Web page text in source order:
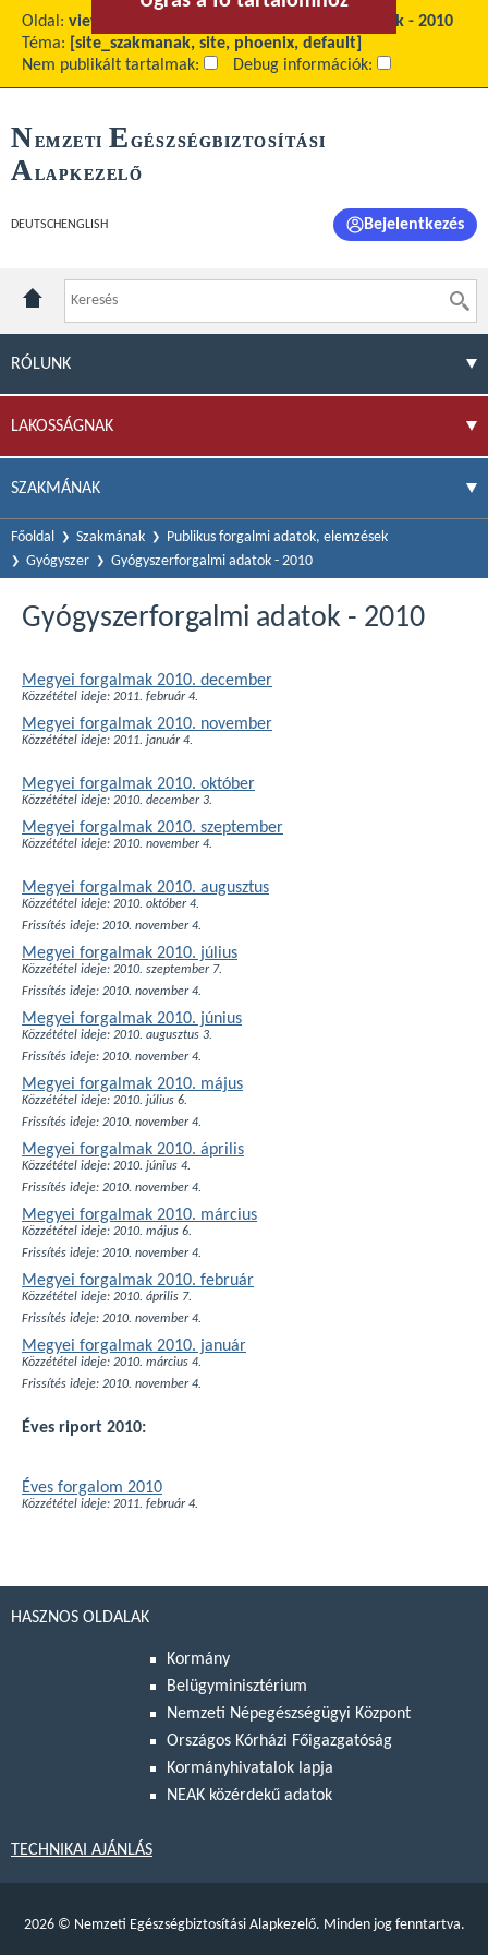
Oldal: view
Gyógyszerforgalmi adatok - 2010
Téma:
[site_szakmanak, site, phoenix, default]
Nem publikált tartalmak:
Debug információk:
NEMZETI E GÉSZSÉGBIZTOSÍTÁSI
ALAPKEZELŐ
DEUTSCH ENGLISH Bejelentkezés
RÓLUNK
LAKOSSÁGNAK
SZAKMÁNAK
Főoldal Szakmának
Publikus forgalmi adatok, elemzések
Gyógyszer
Gyógyszerforgalmi adatok - 2010
Gyógyszerforgalmi adatok - 2010
Megyei forgalmak 2010. december
Közzététel ideje: 2011. február 4.
Megyei forgalmak 2010. november
Közzététel ideje: 2011. január 4.
Megyei forgalmak 2010. október
Közzététel ideje: 2010. december 3.
Megyei forgalmak 2010. szeptember
Közzététel ideje: 2010. november 4.
Megyei forgalmak 2010. augusztus
Közzététel ideje: 2010. október 4.
Frissítés ideje: 2010. november 4.
Megyei forgalmak 2010. július
Közzététel ideje: 2010. szeptember 7.
Frissítés ideje: 2010. november 4.
Megyei forgalmak 2010. június
Közzététel ideje: 2010. augusztus 3.
Frissítés ideje: 2010. november 4.
Megyei forgalmak 2010. május
Közzététel ideje: 2010. július 6.
Frissítés ideje: 2010. november 4.
Megyei forgalmak 2010. április
Közzététel ideje: 2010. június 4.
Frissítés ideje: 2010. november 4.
Megyei forgalmak 2010. március
Közzététel ideje: 2010. május 6.
Frissítés ideje: 2010. november 4.
Megyei forgalmak 2010. február
Közzététel ideje: 2010. április 7.
Frissítés ideje: 2010. november 4.
Megyei forgalmak 2010. január
Közzététel ideje: 2010. március 4.
Frissítés ideje: 2010. november 4.
Éves riport 2010:
Éves forgalom 2010
Közzététel ideje: 2011. február 4.
HASZNOS OLDALAK
Kormány
Belügyminisztérium
Nemzeti Népegészségügyi Központ
Országos Kórházi Főigazgatóság
Kormányhivatalok lapja
NEAK közérdekű adatok
TECHNIKAI AJÁNLÁS
2026 © Nemzeti Egészségbiztosítási Alapkezelő. Minden jog fenntartva.